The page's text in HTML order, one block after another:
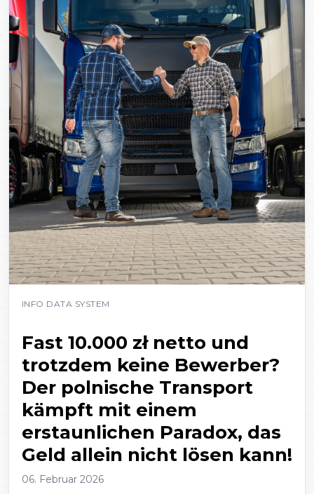
INFO DATA SYSTEM
Fast 10.000 zł netto und
trotzdem keine Bewerber?
Der polnische Transport
kämpft mit einem
erstaunlichen Paradox, das
Geld allein nicht lösen kann!
06. Februar 2026